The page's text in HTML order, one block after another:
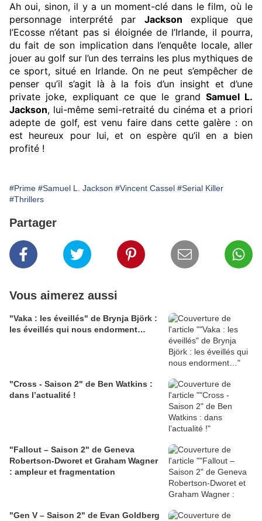
Ah oui, sinon, il y a un moment-clé dans le film, où le
personnage interprété par
Jackson
explique que
l’Ecosse n’étant pas si éloignée de l’Irlande, il pourra,
du fait de son implication dans l’enquête locale, aller
jouer au golf sur l’un des terrains les plus mythiques de
ce sport, situé en Irlande. On ne peut s’empêcher de
penser qu’il s’agit là à la fois d’un insight et d’une
private joke, expliquant ce que le grand Samuel L.
Jackson, lui-même semi-retraité du cinéma et a priori
adepte de golf, est venu faire dans cette galère : on
est heureux pour lui, et on espère qu’il en a bien
profité !
#Prime #Samuel L. Jackson #Vincent Cassel #Serial Killer
#Thrillers
Partager
Vous aimerez aussi
"Vaka : les éveillés" de Brynja Björk :
les éveillés qui nous endorment…
"Cross - Saison 2" de Ben Watkins :
dans l’actualité !
"Fallout – Saison 2" de Geneva
Robertson-Dworet et Graham Wagner
: ampleur et fragmentation
"Gen V – Saison 2" de Evan Goldberg